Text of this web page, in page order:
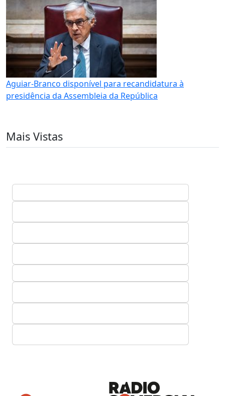
Aguiar-Branco disponível para recandidatura à
presidência da Assembleia da República
Mais Vistas